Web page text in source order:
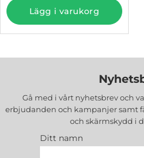
EAN :
Färg :Svart
Lägg i varukorg
Gå med i vårt nyhetsbrev och
erbjudanden och kampanjer samt
och skärmskydd i
Ditt namn